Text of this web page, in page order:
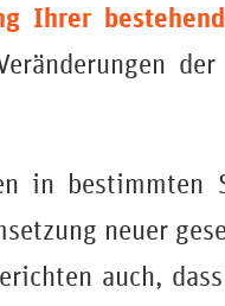
Ihrer
in bestimmten
neuer
auch,